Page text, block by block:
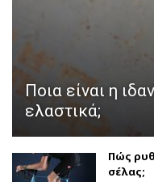
Ποια είναι η
ελαστικά;
Πώς
σέλας;